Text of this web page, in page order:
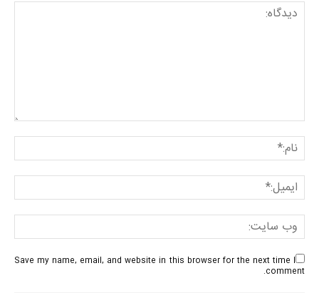
Save my name, email, and website in this browser for the next time I
comment.